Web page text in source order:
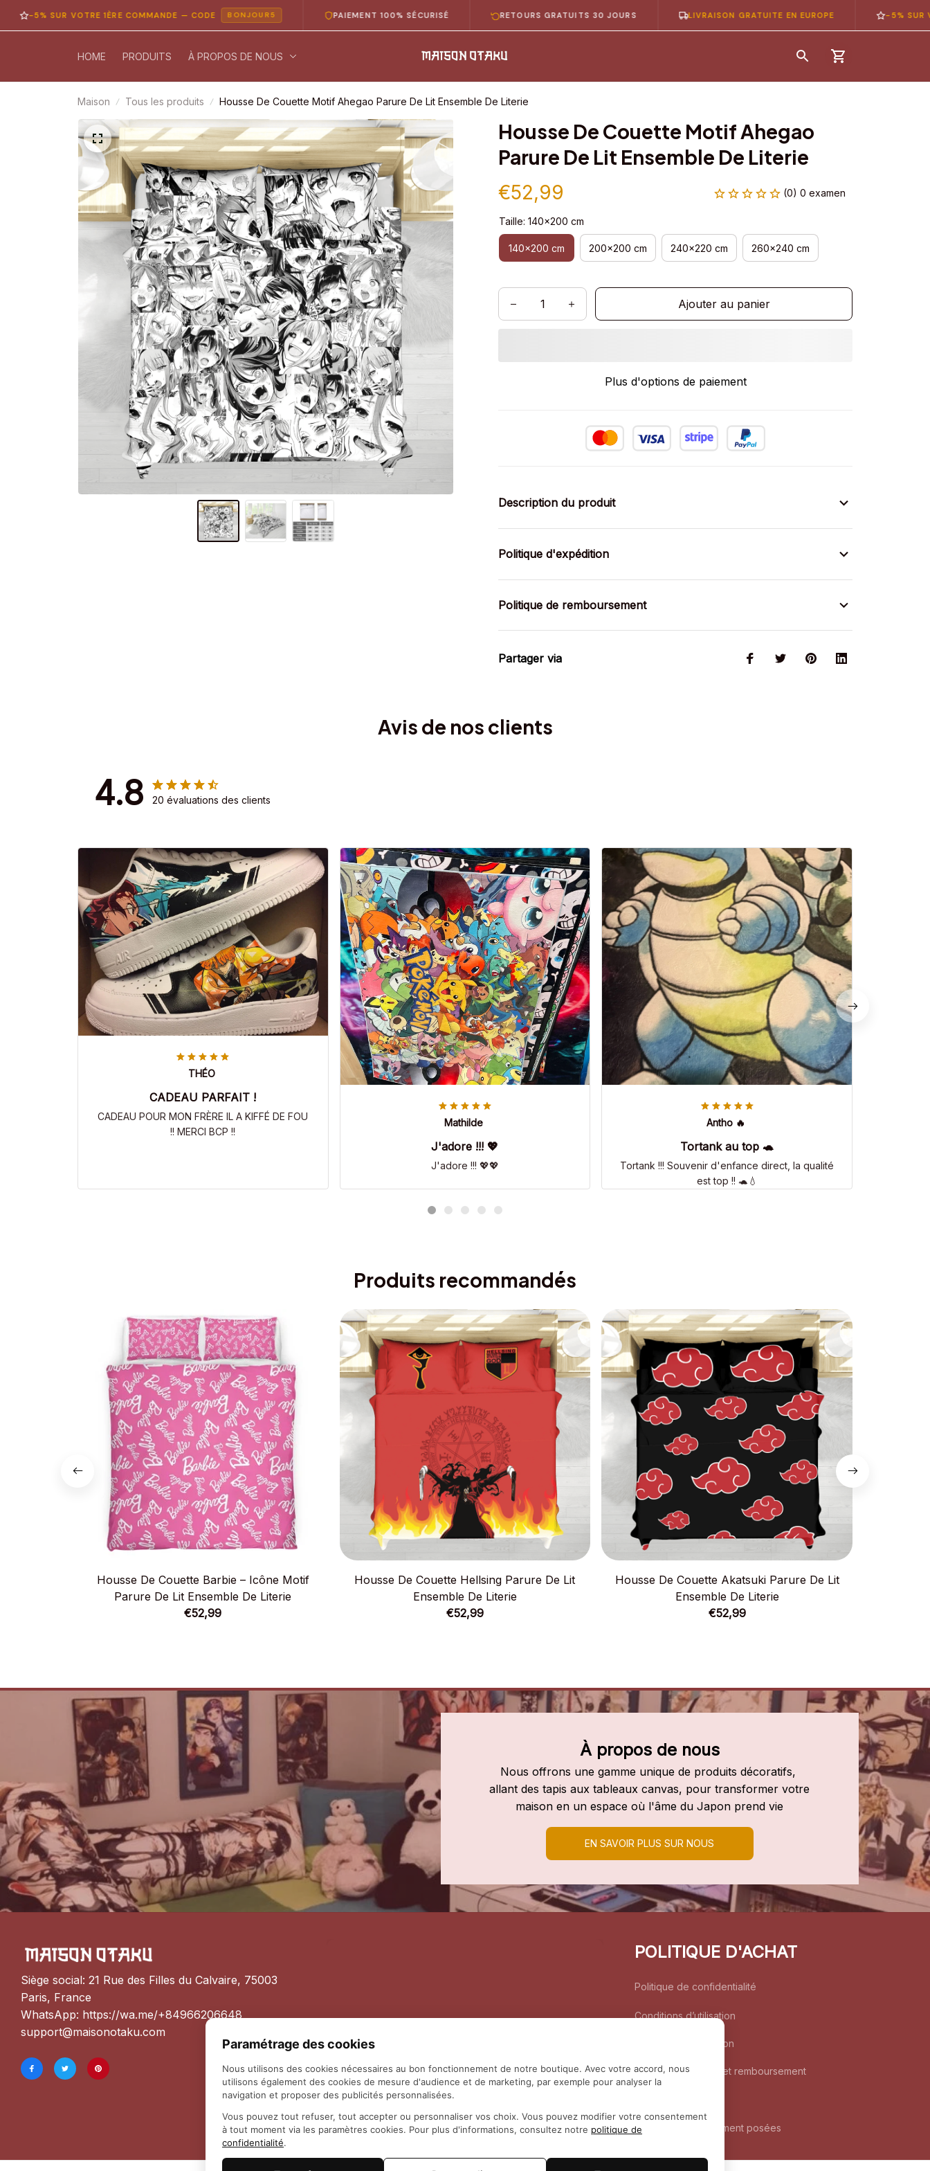
SUR VOTRE 1ÈRE COMMANDE — CODE BONJOUR5 PAIEMENT 100% SÉCURISÉ RETOURS GRATUITS 30 JOURS LIVRAISON GRATUITE EN EUROPE -5% SUR VOTRE
HOME PRODUITS À PROPOS DE NOUS
Maison Tous les produits Housse De Couette Motif Ahegao Parure De Lit Ensemble De Literie
Housse De Couette Motif Ahegao
Parure De Lit Ensemble De Literie
€52,99 (0) 0 examen
Taille: 140x200 cm
140x200 cm 200x200 cm 240x220 cm 260x240 cm
Ajouter au panier
Plus d'options de paiement
Description du produit
Politique d'expédition
Politique de remboursement
Partager via
Avis de nos clients
4.8 20 évaluations des clients
THÉO
CADEAU PARFAIT !
CADEAU POUR MON FRÈRE IL A KIFFÉ DE FOU
!! MERCI BCP !!
Mathilde
J'adore !!! 💖
J'adore !!! 💖💖
Antho 🔥
Tortank au top 🐢
Tortank !!! Souvenir d'enfance direct, la qualité
est top !! 🐢💧
Produits recommandés
Housse De Couette Barbie – Icône Motif
Parure De Lit Ensemble De Literie
€52,99
Housse De Couette Hellsing Parure De Lit
Ensemble De Literie
€52,99
Housse De Couette Akatsuki Parure De Lit
Ensemble De Literie
€52,99
À propos de nous
Nous offrons une gamme unique de produits décoratifs,
allant des tapis aux tableaux canvas, pour transformer votre
maison en un espace où l'âme du Japon prend vie
EN SAVOIR PLUS SUR NOUS
Siège social: 21 Rue des Filles du Calvaire, 75003
Paris, France
WhatsApp: https://wa.me/+84966206648
support@maisonotaku.com
POLITIQUE D'ACHAT
Politique de confidentialité
Conditions d’utilisation
Politique d’expédition
Politique de retour et remboursement
Questions fréquemment posées
Paramétrage des cookies
Nous utilisons des cookies nécessaires au bon fonctionnement de notre boutique. Avec votre accord, nous
utilisons également des cookies de mesure d'audience et de marketing, par exemple pour analyser la
navigation et proposer des publicités personnalisées.
Vous pouvez tout refuser, tout accepter ou personnaliser vos choix. Vous pouvez modifier votre consentement
à tout moment via les paramètres cookies. Pour plus d'informations, consultez notre politique de
confidentialité.